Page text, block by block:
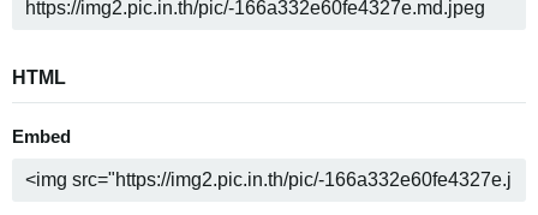
HTML
Embed